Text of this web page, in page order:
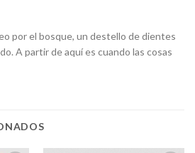
por el bosque, un destello de dientes
A partir de aquí es cuando las cosas